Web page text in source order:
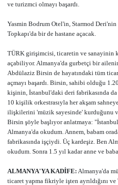
ve turizmci olmayı başardı.
Yasmin Bodrum Otel'in, Starmod
Topkapı'da bir de hastane açacak.
TÜRK girişimcisi, ticaretin ve sanayinin
açabiliyor. Almanya'da gurbetçi bir
Abdülaziz Birsin de hayatındaki tüm
açmayı başardı. Birsin, sahibi olduğu
kişinin, İstanbul'daki deri fabrikasında
10 kişilik orkestrasıyla her akşam
ilişkilerini 'müzik sayesinde' kurduğunu
Birsin şöyle başlıyor anlatmaya:
Almanya'da okudum. Annem, babam
fabrikasında işçiydi. Üç kardeşiz. Ben
okudum. Sonra 1.5 yıl kadar anne ve
ALMANYA'YA KADİFE: Almanya'da
ticaret yapma fikriyle işten ayrıldığını